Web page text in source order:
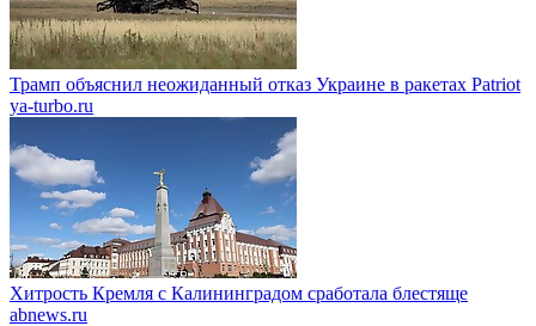
Трамп объяснил неожиданный отказ Украине в ракетах Patriot
ya-turbo.ru
Хитрость Кремля с Калининградом сработала блестяще
abnews.ru